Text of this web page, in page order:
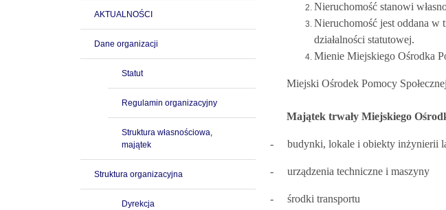
AKTUALNOŚCI
Dane organizacji
Statut
Regulamin organizacyjny
Struktura własnościowa,
majątek
Struktura organizacyjna
Dyrekcja
Nieruchomość stanowi
Nieruchomość jest oddana w
działalności statutowej.
Mienie Miejskiego Ośrodka
Miejski Ośrodek Pomocy
Majątek trwały Miejskiego
- budynki, lokale i obiekty inżynierii
- urządzenia techniczne i maszyny
- środki transportu